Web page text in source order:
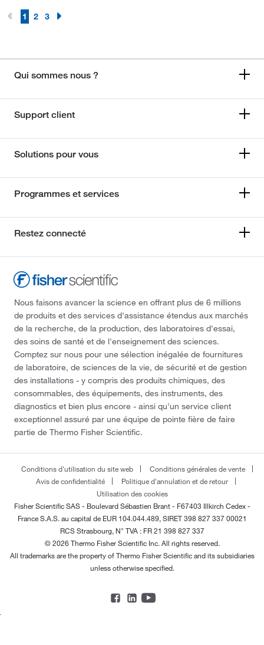
1 2 3
Qui sommes nous ?
Support client
Solutions pour vous
Programmes et services
Restez connecté
Nous faisons avancer la science en offrant plus de 6 millions
de produits et des services d'assistance étendus aux marchés
de la recherche, de la production, des laboratoires d'essai,
des soins de santé et de l'enseignement des sciences.
Comptez sur nous pour une sélection inégalée de fournitures
de laboratoire, de sciences de la vie, de sécurité et de gestion
des installations - y compris des produits chimiques, des
consommables, des équipements, des instruments, des
diagnostics et bien plus encore - ainsi qu'un service client
exceptionnel assuré par une équipe de pointe fière de faire
partie de Thermo Fisher Scientific.
Conditions d'utilisation du site web
Conditions générales de vente
Avis de confidentialité
Politique d'annulation et de retour
Utilisation des cookies
Fisher Scientific SAS - Boulevard Sébastien Brant - F67403 Illkirch Cedex -
FranceS.A.S. au capital de EUR 104.044.489, SIRET 398 827 337 00021
RCS Strasbourg, N° TVA : FR 21 398 827 337
© 2026 Thermo Fisher Scientific Inc. All rights reserved.
All trademarks are the property of Thermo Fisher Scientific and its subsidiaries
unless otherwise specified.